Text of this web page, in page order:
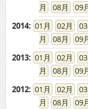
08
09
2014: 01 02 03
08
09
2013: 01 02 03
08
09
2012: 01 02 03
08
09